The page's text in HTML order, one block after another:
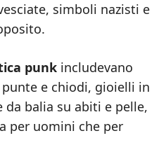
simboli nazisti e
punk includevano
e chiodi, gioielli in
balia su abiti e pelle,
per uomini che per